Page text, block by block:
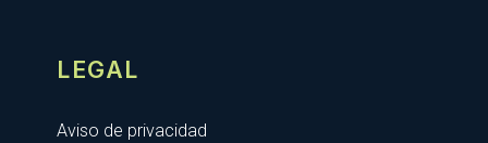
LEGAL
Aviso de privacidad